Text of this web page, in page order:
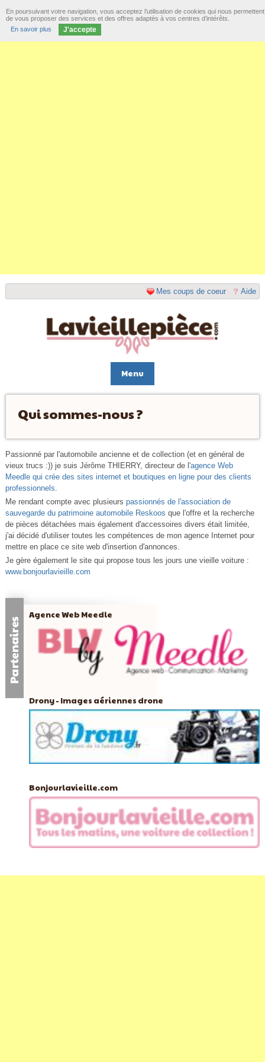
Aide
Mes coups de coeur
Menu
Qui sommes-nous ?
Passionné par l'automobile ancienne et de collection (et en général de
vieux trucs :)) je suis Jérôme THIERRY, directeur de l'agence Web
Meedle qui crée des sites internet et boutiques en ligne pour des clients
professionnels.
Me rendant compte avec plusieurs passionnés de l'association de
sauvegarde du patrimoine automobile Reskoos que l'offre et la recherche
de pièces détachées mais également d'accessoires divers était limitée,
j'ai décidé d'utiliser toutes les compétences de mon agence Internet pour
mettre en place ce site web d'insertion d'annonces.
Je gère également le site qui propose tous les jours une vieille voiture :
www.bonjourlavieille.com
Agence Web Meedle
Drony - Images aériennes drone
Bonjourlavieille.com
En poursuivant votre navigation, vous acceptez l’utilisation de cookies qui nous permettent
de vous proposer des services et des offres adaptés à vos centres d’intérêts.
En savoir plus
J'accepte